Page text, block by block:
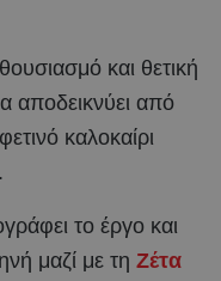
και θετική
αποδεικνύει από
καλοκαίρι
το έργο και
μαζί με τη Ζέτα